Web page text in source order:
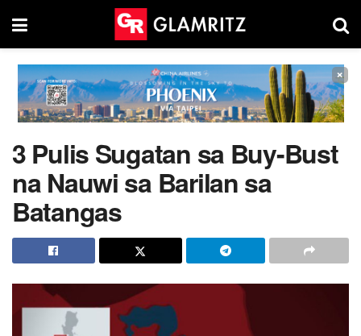
×
3 Pulis Sugatan sa Buy-Bust
na Nauwi sa Barilan sa
Batangas